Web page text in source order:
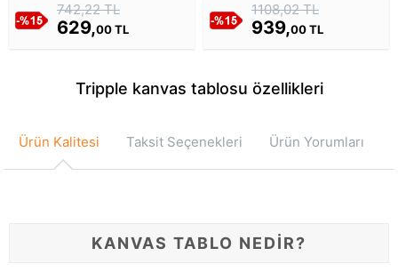
742,22 TL
629,00 TL
1108,02 TL
939,00 TL
Tripple kanvas tablosu özellikleri
Ürün Kalitesi Taksit Seçenekleri Ürün Yorumları
KANVAS TABLO NEDİR?